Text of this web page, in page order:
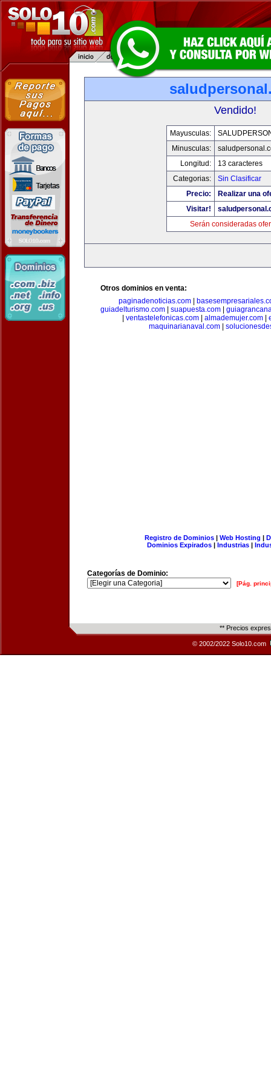
Vendido!
Mayusculas:
Minusculas:
Longitud:
13 caracteres
Categorias:
Sin Clasificar
Precio:
Realizar una
Visitar!
Serán consideradas
Otros dominios en venta:
paginadenoticias.com
guiadelturismo.com
suapuesta.com
ventastelefonicas.com| almademujer.com|
maquinarianaval.com|
Registro de Dominios| Web Hosting |
Dominios Expirados | Industrias |
Categorías de Dominio:
[Pág.
** Precios
© 2002/2022 Solo10.com